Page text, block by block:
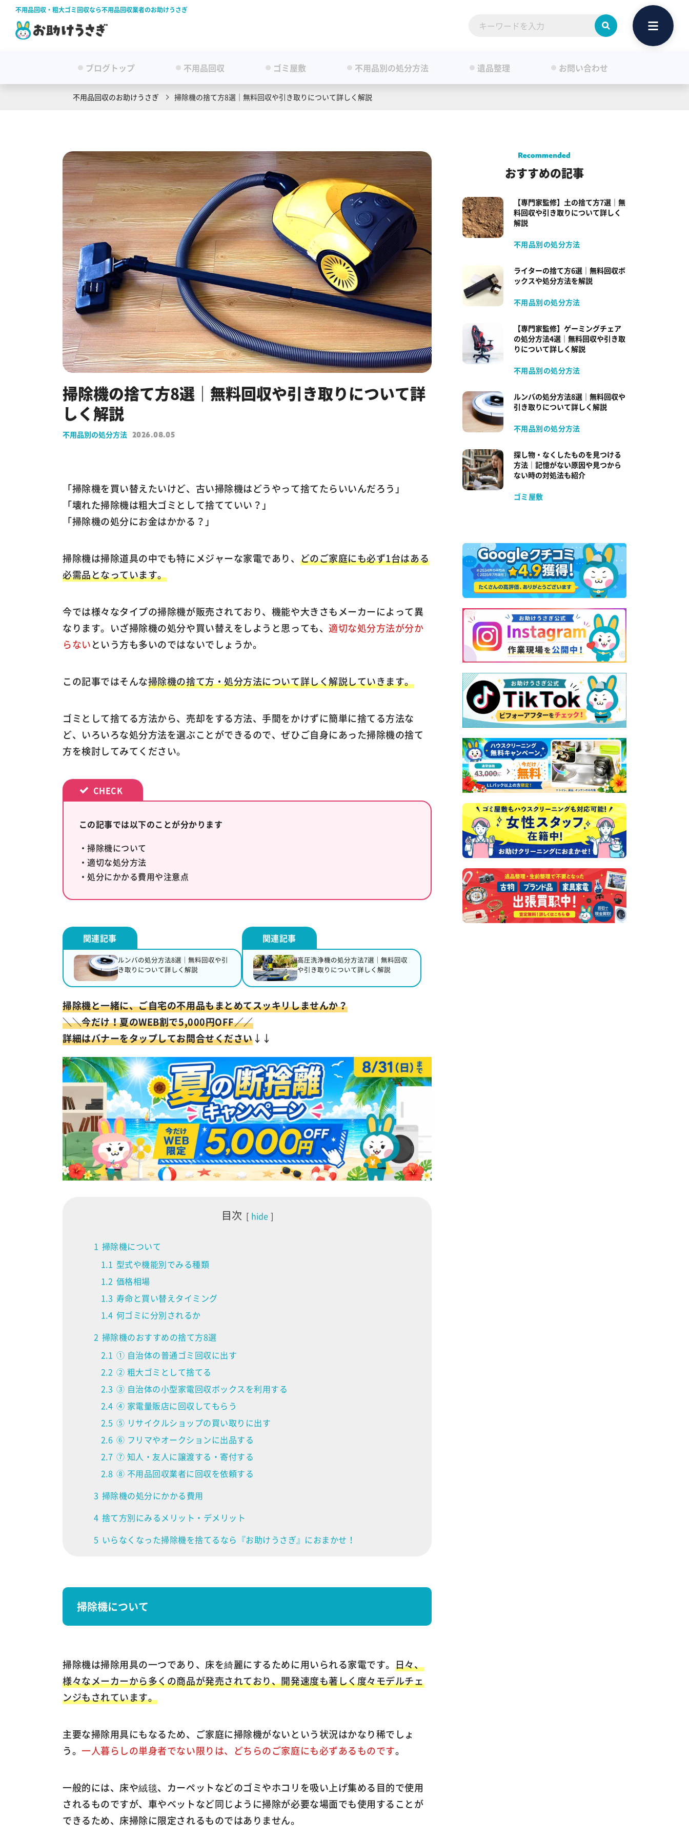
不用品回収・粗大ゴミ回収なら不用品回収業者のお助けうさぎ
ブログトップ 不用品回収 ゴミ屋敷 不用品別の処分方法 遺品整理 お問い合わせ
不用品回収のお助けうさぎ 掃除機の捨て方8選｜無料回収や引き取りについて詳しく解説
掃除機の捨て方8選｜無料回収や引き取りについて詳
しく解説
不用品別の処分方法 2026.08.05
「掃除機を買い替えたいけど、古い掃除機はどうやって捨てたらいいんだろう」
「壊れた掃除機は粗大ゴミとして捨てていい？」
「掃除機の処分にお金はかかる？」
掃除機は掃除道具の中でも特にメジャーな家電であり、 どのご家庭にも必ず1台はある
必需品となっています。
今では様々なタイプの掃除機が販売されており、機能や大きさもメーカーによって異
なります。いざ掃除機の処分や買い替えをしようと思っても、適切な処分方法が分か
らないという方も多いのではないでしょうか。
この記事ではそんな掃除機の捨て方・処分方法について詳しく解説していきます。
ゴミとして捨てる方法から、売却をする方法、手間をかけずに簡単に捨てる方法な
ど、いろいろな処分方法を選ぶことができるので、ぜひご自身にあった掃除機の捨て
方を検討してみてください。
この記事では以下のことが分かります
・掃除機について
・適切な処分方法
・処分にかかる費用や注意点
ルンバの処分方法8選｜無料回収や引
き取りについて詳しく解説
高圧洗浄機の処分方法7選｜無料回収
や引き取りについて詳しく解説
掃除機と一緒に、ご自宅の不用品もまとめてスッキリしませんか？
＼＼今だけ！夏のWEB割で5,000円OFF／／
詳細はバナーをタップしてお問合せください↓↓
目次 hide
1 掃除機について
1.1 型式や機能別でみる種類
1.2 価格相場
1.3 寿命と買い替えタイミング
1.4 何ゴミに分別されるか
2 掃除機のおすすめの捨て方8選
2.1 ① 自治体の普通ゴミ回収に出す
2.2 ② 粗大ゴミとして捨てる
2.3 ③ 自治体の小型家電回収ボックスを利用する
2.4 ④ 家電量販店に回収してもらう
2.5 ⑤ リサイクルショップの買い取りに出す
2.6 ⑥ フリマやオークションに出品する
2.7 ⑦ 知人・友人に譲渡する・寄付する
2.8 ⑧ 不用品回収業者に回収を依頼する
3 掃除機の処分にかかる費用
4 捨て方別にみるメリット・デメリット
5 いらなくなった掃除機を捨てるなら『お助けうさぎ』におまかせ！
掃除機について
掃除機は掃除用具の一つであり、床を綺麗にするために用いられる家電です。 日々、
様々なメーカーから多くの商品が発売されており、開発速度も著しく度々モデルチェ
ンジもされています。
主要な掃除用具にもなるため、ご家庭に掃除機がないという状況はかなり稀でしょ
う。一人暮らしの単身者でない限りは、どちらのご家庭にも必ずあるものです。
一般的には、床や絨毯、カーペットなどのゴミやホコリを吸い上げ集める目的で使用
されるものですが、車やベットなど同じように掃除が必要な場面でも使用することが
できるため、床掃除に限定されるものではありません。
おすすめの記事
【専門家監修】土の捨て方7選｜無
料回収や引き取りについて詳しく
解説
不用品別の処分方法
ライターの捨て方6選｜無料回収ボ
ックスや処分方法を解説
不用品別の処分方法
【専門家監修】ゲーミングチェア
の処分方法4選｜無料回収や引き取
りについて詳しく解説
不用品別の処分方法
ルンバの処分方法8選｜無料回収や
引き取りについて詳しく解説
不用品別の処分方法
探し物・なくしたものを見つける
方法｜記憶がない原因や見つから
ない時の対処法も紹介
ゴミ屋敷